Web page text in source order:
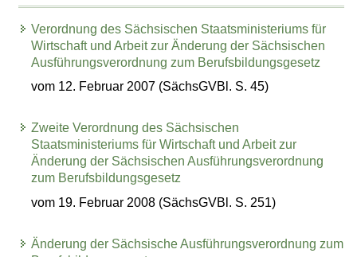
Verordnung des Sächsischen Staatsministeriums für
Wirtschaft und Arbeit zur Änderung der Sächsischen
Ausführungsverordnung zum Berufsbildungsgesetz
vom 12. Februar 2007 (SächsGVBl. S. 45)
Zweite Verordnung des Sächsischen
Staatsministeriums für Wirtschaft und Arbeit zur
Änderung der Sächsischen Ausführungsverordnung
zum Berufsbildungsgesetz
vom 19. Februar 2008 (SächsGVBl. S. 251)
Änderung der Sächsische Ausführungsverordnung zum